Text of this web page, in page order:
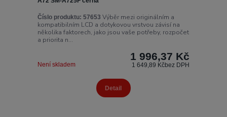
Číslo produktu: 57653 Výběr mezi originálním a
kompatibilním LCD a dotykovou vrstvou závisí na
několika faktorech, jako jsou vaše potřeby, rozpočet
a priorita n...
1 996,37 Kč
1 649,89 Kčbez DPH
Není skladem
Detail